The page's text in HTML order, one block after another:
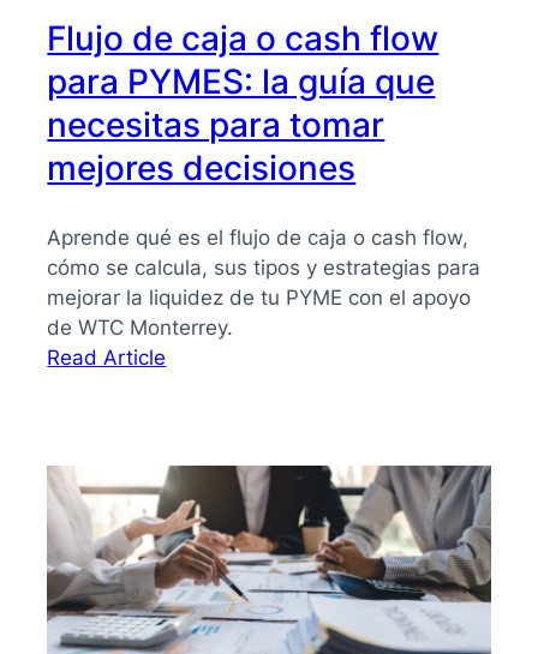
Flujo de caja o cash flow
para PYMES: la guía que
necesitas para tomar
mejores decisiones
Aprende qué es el flujo de caja o cash flow,
cómo se calcula, sus tipos y estrategias para
mejorar la liquidez de tu PYME con el apoyo
de WTC Monterrey.
Read Article
o
cash
flow
para
PYMES:
la